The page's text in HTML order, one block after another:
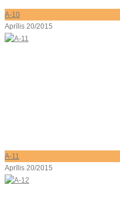
A-10
Aprīlis 20/2015
A-11
Aprīlis 20/2015